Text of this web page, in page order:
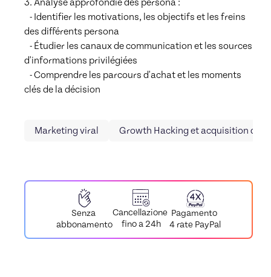
3. Analyse approfondie des persona :
des différents persona
d'informations privilégiées
clés de la décision
Marketing viral Growth Hacking et acquisition de
Senza
abbonamento
Cancellazione
fino a 24h
Pagamento
4 rate PayPal